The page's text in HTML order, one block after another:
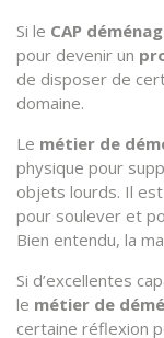
Si le CAP
pour devenir un
de disposer de
domaine.
Le métier de
physique pour
objets lourds. Il
pour soulever et
Bien entendu, la
Si d’excellentes
le métier de
certaine réflexion